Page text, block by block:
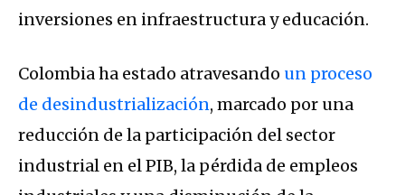
inversiones en infraestructura y educación.
Colombia ha estado atravesando un proceso
de desindustrialización, marcado por una
reducción de la participación del sector
industrial en el PIB, la pérdida de empleos